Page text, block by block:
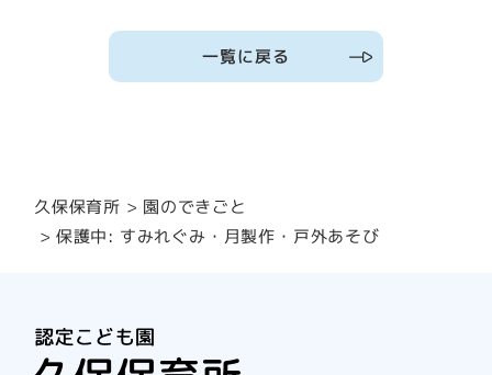
一覧に戻る
久保保育所 園のできごと
保護中: すみれぐみ・月製作・戸外あそび